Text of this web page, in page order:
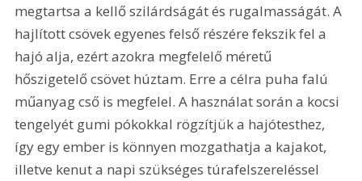
megtartsa a kellő szilárdságát és rugalmasságát. A
hajlított csövek egyenes felső részére fekszik fel a
hajó alja, ezért azokra megfelelő méretű
hőszigetelő csövet húztam. Erre a célra puha falú
műanyag cső is megfelel. A használat során a kocsi
tengelyét gumi pókokkal rögzítjük a hajótesthez,
így egy ember is könnyen mozgathatja a kajakot,
illetve kenut a napi szükséges túrafelszereléssel